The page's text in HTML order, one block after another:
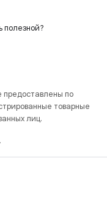
полезной?
предоставлены по
товарные
лиц.